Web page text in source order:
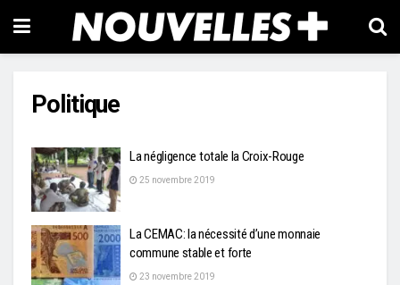
Politique
La négligence totale la Croix-Rouge
25 novembre 2019
La CEMAC: la nécessité d’une monnaie
commune stable et forte
23 novembre 2019